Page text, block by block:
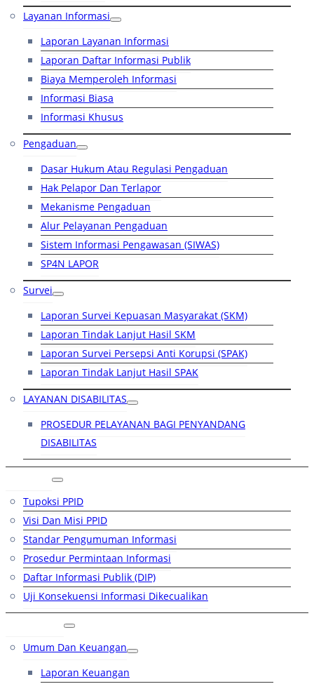
Layanan Informasi
Laporan Layanan Informasi
Laporan Daftar Informasi Publik
Biaya Memperoleh Informasi
Informasi Biasa
Informasi Khusus
Pengaduan
Dasar Hukum Atau Regulasi Pengaduan
Hak Pelapor Dan Terlapor
Mekanisme Pengaduan
Alur Pelayanan Pengaduan
Sistem Informasi Pengawasan (SIWAS)
SP4N LAPOR
Survei
Laporan Survei Kepuasan Masyarakat (SKM)
Laporan Tindak Lanjut Hasil SKM
Laporan Survei Persepsi Anti Korupsi (SPAK)
Laporan Tindak Lanjut Hasil SPAK
LAYANAN DISABILITAS
PROSEDUR PELAYANAN BAGI PENYANDANG
DISABILITAS
Tupoksi PPID
Visi Dan Misi PPID
Standar Pengumuman Informasi
Prosedur Permintaan Informasi
Daftar Informasi Publik (DIP)
Uji Konsekuensi Informasi Dikecualikan
Umum Dan Keuangan
Laporan Keuangan